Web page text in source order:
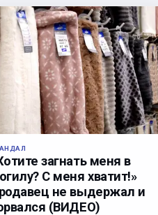
загнать меня в
С меня хватит!»
не выдержал и
(ВИДЕО)